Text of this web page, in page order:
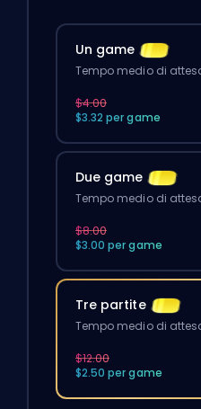
Un game
Tempo medio di
$4.00
$3.32 per game
Due game
Tempo medio di
$8.00
$3.00 per game
Tre partite
Tempo medio di
$12.00
$2.50 per game